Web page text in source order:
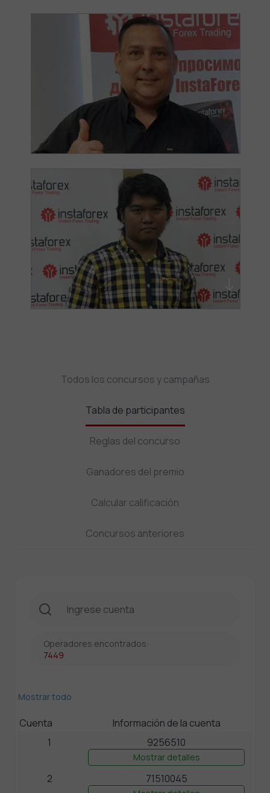
Todos los concursos y campañas
Tabla de participantes
Reglas del concurso
Ganadores del premio
Calcular calificación
Concursos anteriores
Operadores encontrados:
7449
Mostrar todo
Cuenta
Información de la cuenta
1
9256510
Mostrar detalles
2 71510045